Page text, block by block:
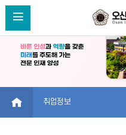
HOME 취업정보